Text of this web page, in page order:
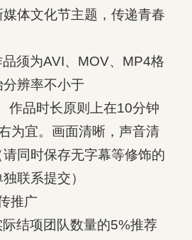
体文化节主题，传递青春
须为AVI、MOV、MP4格
辨率不小于
作品时长原则上在10分钟
为宜。画面清晰，声音清
同时保存无字幕等修饰的
联系提交）
推广
结项团队数量的5%推荐